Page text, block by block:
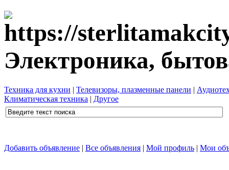
Электроника,
Техника для кухни | Телевизоры, плазменные панели |
Климатическая техника | Другое
Добавить объявление | Все объявления | Мой профиль | Мои